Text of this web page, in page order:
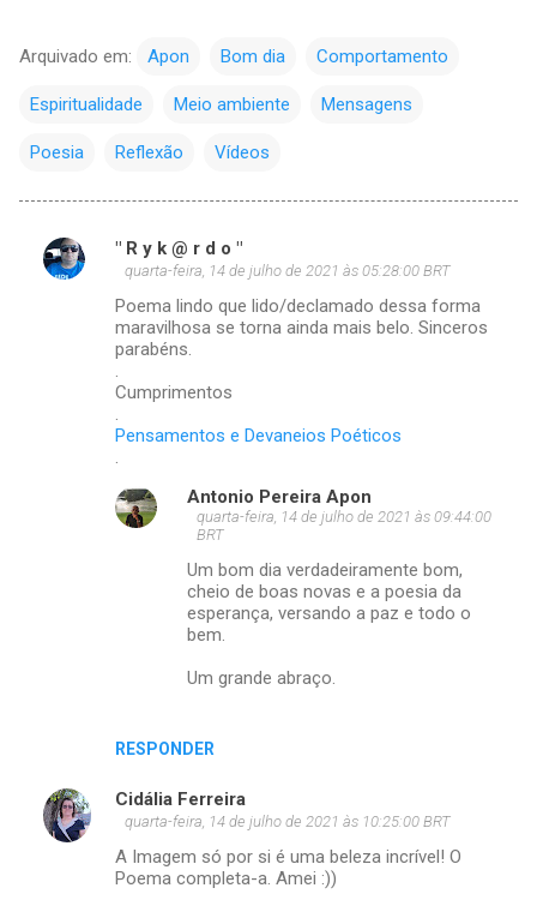
Arquivado em: Apon Bom dia Comportamento
Espiritualidade Meio ambiente Mensagens
Poesia Reflexão Vídeos
C
" R y k @ r d o "
quarta-feira, 14 de julho de 2021 às 05:28:00 BRT
Poema lindo que lido/declamado dessa forma
maravilhosa se torna ainda mais belo. Sinceros
parabéns.
.
Cumprimentos
.
Pensamentos e Devaneios Poéticos
.
RESPONDER
Antonio Pereira Apon
quarta-feira, 14 de julho de 2021 às 09:44:00
BRT
Um bom dia verdadeiramente bom,
cheio de boas novas e a poesia da
esperança, versando a paz e todo o
bem.
Um grande abraço.
Cidália Ferreira
quarta-feira, 14 de julho de 2021 às 10:25:00 BRT
A Imagem só por si é uma beleza incrível! O
Poema completa-a. Amei :))